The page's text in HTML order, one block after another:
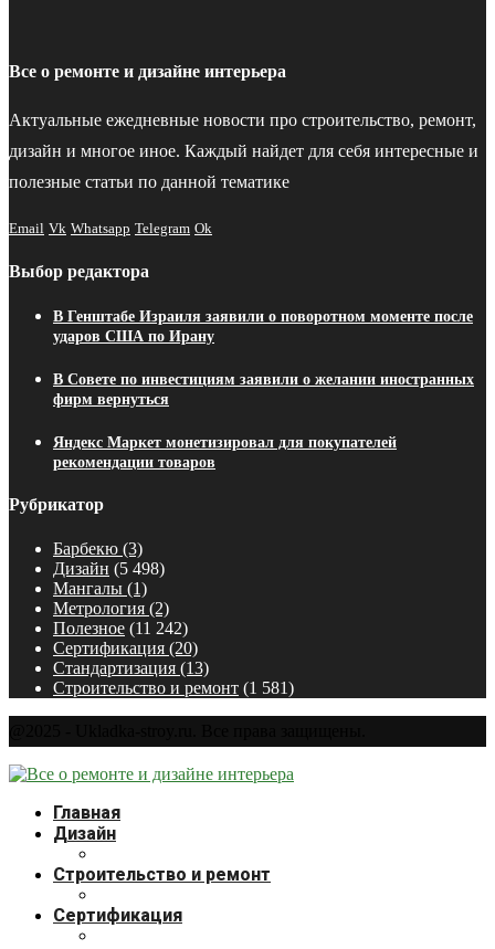
Все о ремонте и дизайне интерьера
Актуальные ежедневные новости про строительство, ремонт,
дизайн и многое иное. Каждый найдет для себя интересные и
полезные статьи по данной тематике
Email Vk Whatsapp Telegram Ok
Выбор редактора
В Генштабе Израиля заявили о поворотном моменте после
ударов США по Ирану
В Совете по инвестициям заявили о желании иностранных
фирм вернуться
Яндекс Маркет монетизировал для покупателей
рекомендации товаров
Рубрикатор
Барбекю (3)
Дизайн (5 498)
Мангалы (1)
Метрология (2)
Полезное (11 242)
Сертификация (20)
Стандартизация (13)
Строительство и ремонт (1 581)
Главная
Дизайн
Строительство и ремонт
Сертификация